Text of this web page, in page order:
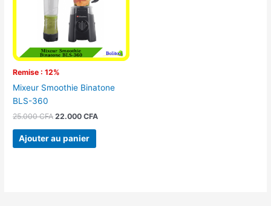
Remise : 12%
Mixeur Smoothie Binatone
BLS-360
25.000CFA 22.000CFA
Ajouter au panier